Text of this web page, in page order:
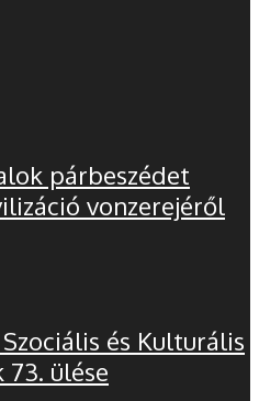
párbeszédet
vonzerejéről
Szociális és Kulturális
73. ülése